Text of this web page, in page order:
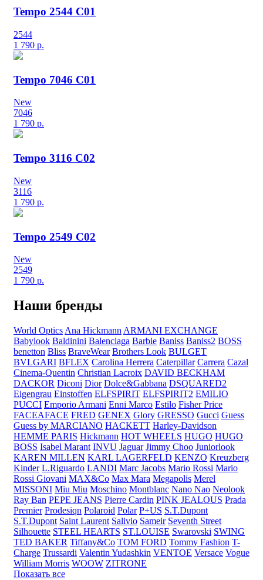
Tempo 2544 C01
2544
1 790 р.
Tempo 7046 C01
New
7046
1 790 р.
Tempo 3116 C02
New
3116
1 790 р.
Tempo 2549 C02
New
2549
1 790 р.
Наши бренды
World Optics Ana Hickmann ARMANI EXCHANGE
Babylook Baldinini Balenciaga Barbie Baniss Baniss2 BOSS
benetton Bliss BraveWear Brothers Look BULGET
BVLGARI BFLEX Carolina Herrera Caterpillar Carrera Cazal
Cinema-Quentin Christian Lacroix DAVID BECKHAM
DACKOR Diconi Dior Dolce&Gabbana DSQUARED2
Eigengrau Einstoffen ELFSPIRIT ELFSPIRIT2 EMILIO
PUCCI Emporio Armani Enni Marco Estilo Fisher Price
FACEAFACE FRED GENEX Glory GRESSO Gucci Guess
Guess by MARCIANO HACKETT Harley-Davidson
HEMME PARIS Hickmann HOT WHEELS HUGO HUGO
BOSS Isabel Marant INVU Jaguar Jimmy Choo Juniorlook
KAREN MILLEN KARL LAGERFELD KENZO Kreuzberg
Kinder L.Riguardo LANDI Marc Jacobs Mario Rossi Mario
Rossi Giovani MAX&Co Max Mara Megapolis Merel
MISSONI Miu Miu Moschino Montblanc Nano Nao Neolook
Ray Ban PEPE JEANS Pierre Cardin PINK JEALOUS Prada
Premier Prodesiqn Polaroid Polar P+US S.T.Dupont
S.T.Dupont Saint Laurent Salivio Sameir Seventh Street
Silhouette STEEL HEARTS ST.LOUISE Swarovski SWING
TED BAKER Tiffany&Co TOM FORD Tommy Fashion T-
Charge Trussardi Valentin Yudashkin VENTOE Versace Vogue
William Morris WOOW ZITRONE
Показать все